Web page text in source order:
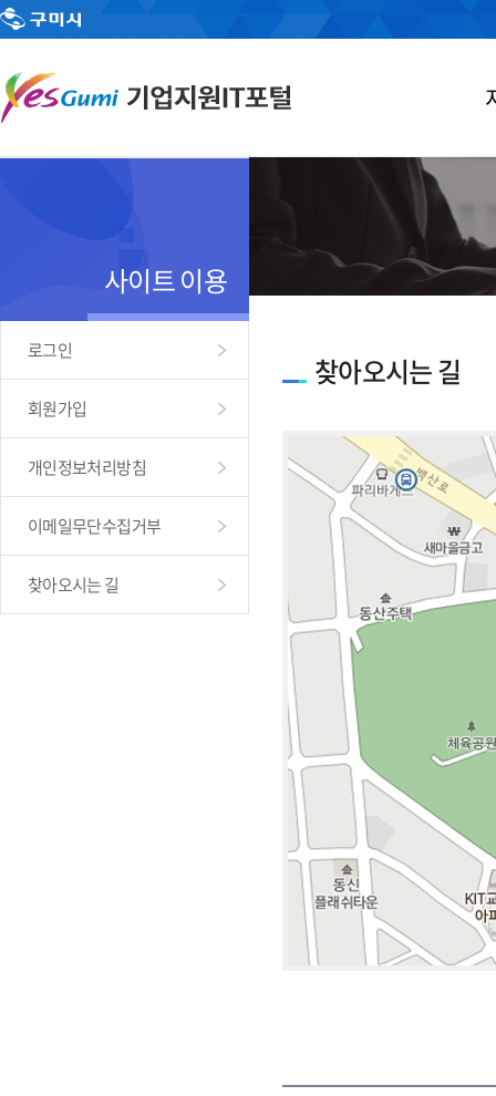
사이트 이용
로그인
회원가입
개인정보처리방침
이메일무단수집거부
찾아오시는 길
찾아오시는 길